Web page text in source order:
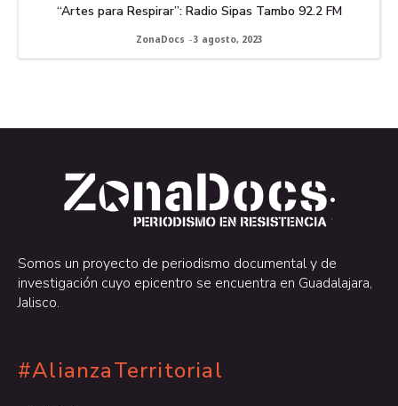
“Artes para Respirar”: Radio Sipas Tambo 92.2 FM
ZonaDocs -3 agosto, 2023
.
.
Somos un proyecto de periodismo documental y de
investigación cuyo epicentro se encuentra en Guadalajara,
Jalisco.
#AlianzaTerritorial